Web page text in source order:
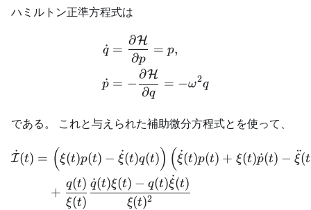
ハミルトン正準方程式は
q
˙
p
˙
=
∂p
∂H
= p,
= −
∂q
∂H
= −ω2q
である。 これと与えられた補助微分方程式とを使って、
\begin{aligned}
I
˙(t) = (ξ(t)p(t) − ξ˙(t)q(t)) (ξ˙(t)p(t) + ξ(t)p
˙(t) − ξ
¨(t
+
ξ(t)
q(t)
ξ(t)2
q
˙(t)ξ(t) − q(t)ξ˙(t)